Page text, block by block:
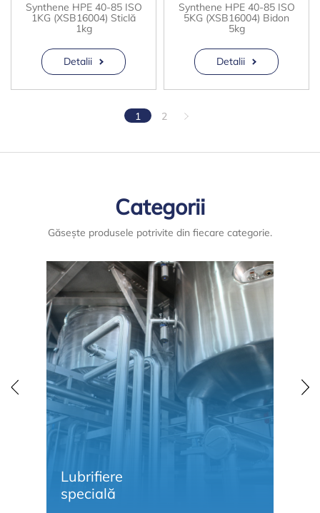
Synthene HPE 40-85 ISO
1KG (XSB16004) Sticlă
1kg
Detalii
Synthene HPE 40-85 ISO
5KG (XSB16004) Bidon
5kg
Detalii
1 2
Categorii
Găsește produsele potrivite din fiecare categorie.
Lubrifiere
specială